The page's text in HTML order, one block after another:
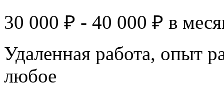
30 000 ₽ - 40 000 ₽ в
Удаленная работа, опыт
любое